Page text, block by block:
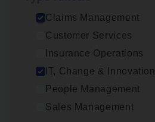
Claims Management
Customer Services
Insurance Operations
IT, Change & Innovation
People Management
Sales Management
Claims­hand­ler Fleet&
Claims Management
Antwerpen
Test Ana­lyst